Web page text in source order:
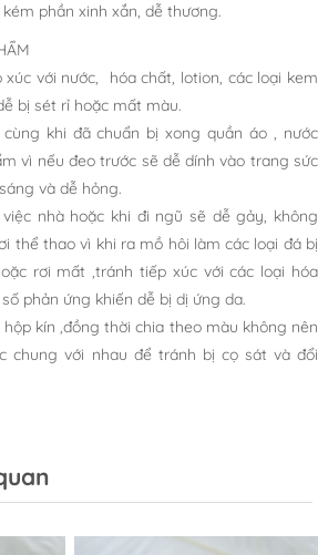
phần xinh xắn, dễ thương.
với nước, hóa chất, lotion, các loại kem
bị sét rỉ hoặc mất màu.
khi đã chuẩn bị xong quần áo , nước
vì nếu đeo trước sẽ dễ dính vào trang sức
và dễ hỏng.
nhà hoặc khi đi ngũ sẽ dễ gảy, không
thể thao vì khi ra mồ hôi làm các loại đá bị
rơi mất ,tránh tiếp xúc với các loại hóa
phản ứng khiến dễ bị dị ứng da.
kín ,đồng thời chia theo màu không nên
chung với nhau để tránh bị cọ sát và đổi